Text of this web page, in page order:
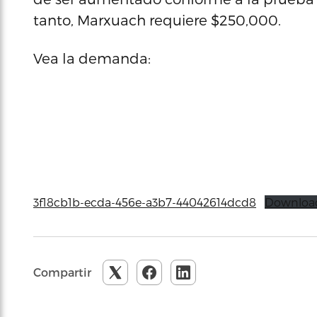
tanto, Marxuach requiere $250,000.
Vea la demanda:
3f18cb1b-ecda-456e-a3b7-44042614dcd8
Compartir